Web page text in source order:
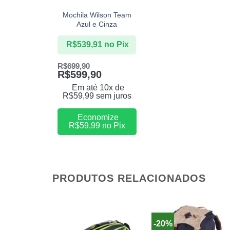
Mochila Wilson Team
Azul e Cinza
R$699,90
R$599,90
Em até 10x de
R$59,99sem juros
R$539,91 no Pix
Economize
R$59,99no Pix
PRODUTOS RELACIONADOS
-20%